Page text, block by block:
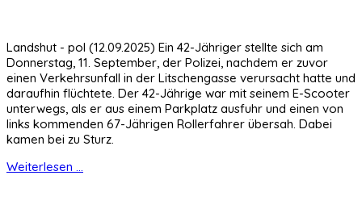
Landshut - pol (12.09.2025) Ein 42-Jähriger stellte sich am
Donnerstag, 11. September, der Polizei, nachdem er zuvor
einen Verkehrsunfall in der Litschengasse verursacht hatte und
daraufhin flüchtete. Der 42-Jährige war mit seinem E-Scooter
unterwegs, als er aus einem Parkplatz ausfuhr und einen von
links kommenden 67-Jährigen Rollerfahrer übersah. Dabei
kamen bei zu Sturz.
Weiterlesen ...